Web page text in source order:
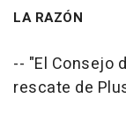
LA RAZÓN
-- "El Consejo
rescate de